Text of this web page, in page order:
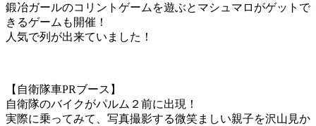
鍛冶ガールのコリントゲームを遊ぶとマシュマロがゲットで
きるゲームも開催！
人気で列が出来ていました！
【自衛隊車PRブース】
自衛隊のバイクがパルム２前に出現！
実際に乗ってみて、写真撮影する微笑ましい親子を沢山見か